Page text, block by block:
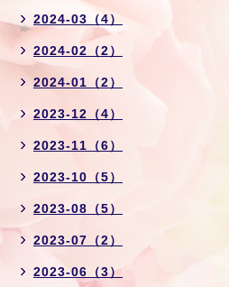
2024-03（4）
2024-02（2）
2024-01（2）
2023-12（4）
2023-11（6）
2023-10（5）
2023-08（5）
2023-07（2）
2023-06（3）